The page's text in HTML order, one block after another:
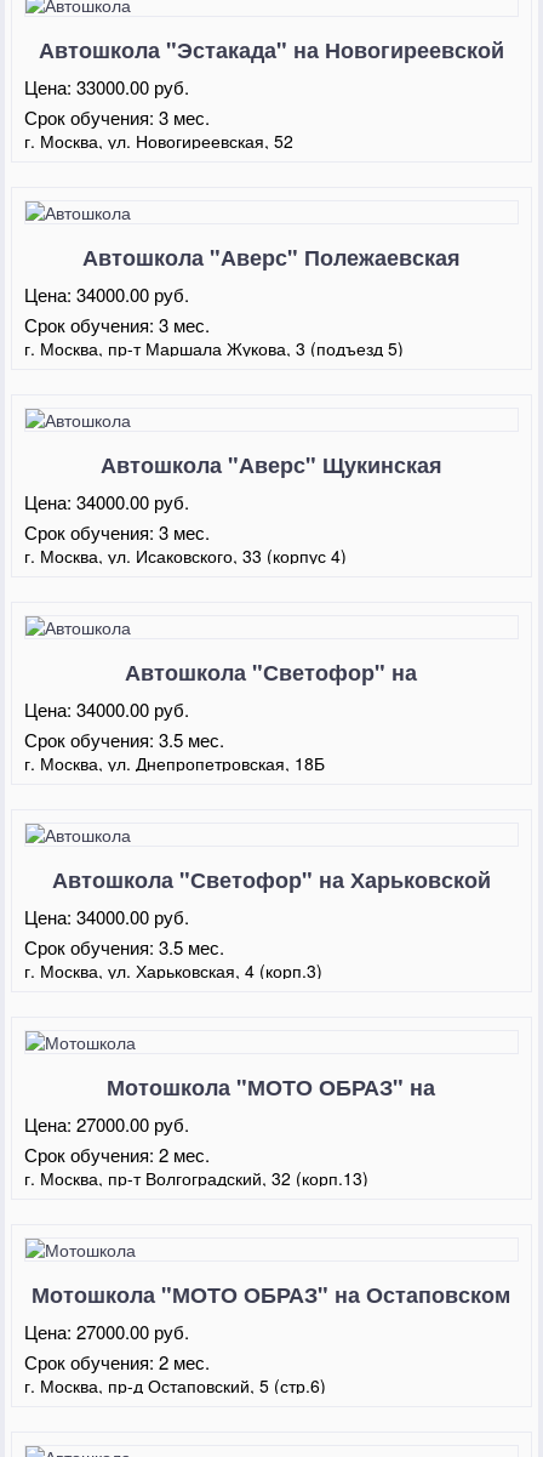
Автошкола "Эстакада" на Новогиреевской
Цена:33000.00 руб.
Срок обучения:3 мес.
г. Москва, ул. Новогиреевская, 52
Автошкола "Аверс" Полежаевская
Цена:34000.00 руб.
Срок обучения:3 мес.
г. Москва, пр-т Маршала Жукова, 3 (подъезд 5)
Автошкола "Аверс" Щукинская
Цена:34000.00 руб.
Срок обучения:3 мес.
г. Москва, ул. Исаковского, 33 (корпус 4)
Автошкола "Светофор" на
Днепропетровской
Цена:34000.00 руб.
Срок обучения:3.5 мес.
г. Москва, ул. Днепропетровская, 18Б
Автошкола "Светофор" на Харьковской
Цена:34000.00 руб.
Срок обучения:3.5 мес.
г. Москва, ул. Харьковская, 4 (корп.3)
Мотошкола "МОТО ОБРАЗ" на
Цена:27000.00 руб.
Срок обучения:2 мес.
г. Москва, пр-т Волгоградский, 32 (корп.13)
Мотошкола "МОТО ОБРАЗ" на Остаповском
Цена:27000.00 руб.
Срок обучения:2 мес.
г. Москва, пр-д Остаповский, 5 (стр.6)